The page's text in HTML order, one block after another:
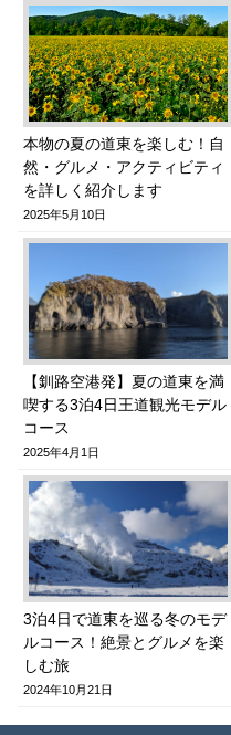
本物の夏の道東を楽しむ！自
然・グルメ・アクティビティ
を詳しく紹介します
2025年5月10日
【釧路空港発】夏の道東を満
喫する3泊4日王道観光モデル
コース
2025年4月1日
3泊4日で道東を巡る冬のモデ
ルコース！絶景とグルメを楽
しむ旅
2024年10月21日